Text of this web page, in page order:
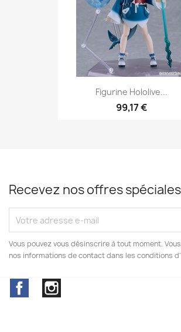
Figurine Hololive...
99,17 €
Recevez nos offres spéciales
Vous pouvez vous désinscrire à tout moment.
nos informations de contact dans les conditions
Facebook